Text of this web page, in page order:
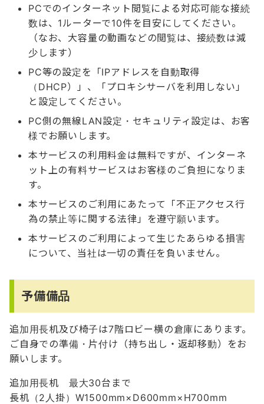
PCでのインターネット閲覧による対応可能な接続
数は、1ルーターで10件を目安にしてください。
（なお、大容量の動画などの閲覧は、接続数は減
少します）
PC等の設定を「IPアドレスを自動取得
（DHCP）」、「プロキシサーバを利用しない」
と設定してください。
PC側の無線LAN設定・セキュリティ設定は、お客
様でお願いします。
本サービスの利用料金は無料ですが、インターネ
ット上の有料サービスはお客様のご負担になりま
す。
本サービスのご利用にあたって「不正アクセス行
為の禁止等に関する法律」を遵守願います。
本サービスのご利用によって生じたあらゆる損害
について、当社は一切の責任を負いません。
予備備品
追加用長机及び椅子は7階ロビー横の倉庫にあります。
ご自身での準備・片付け（持ち出し・返却移動）をお
願いします。
追加用長机 最大30台まで
長机（2人掛）W1500mm×D600mm×H700mm